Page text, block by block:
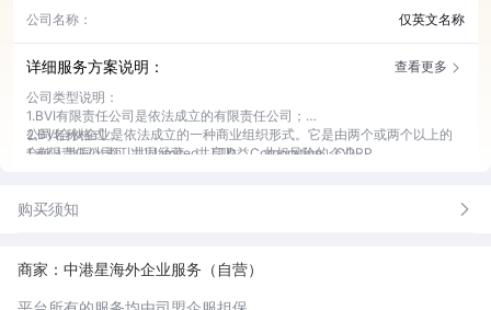
公司名称：
仅英文名称
详细服务方案说明：
查看更多
公司类型说明：
1.BVI有限责任公司是依法成立的有限责任公司；
2.BVI合伙企业是依法成立的一种商业组织形式。它是由两个或两个以上的
合伙人共同出资、共同经营、共享收益、共担风险的企业。
公司名称格式：
1.有限责任公司可以以Limited、LTD、Corporation、CORP、
购买须知
商家：中港星海外企业服务（自营）